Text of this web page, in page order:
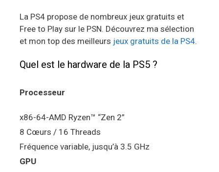
La PS4 propose de nombreux jeux gratuits et
Free to Play sur le PSN. Découvrez ma sélection
et mon top des meilleurs jeux gratuits de la PS4.
Quel est le hardware de la PS5 ?
Processeur
x86-64-AMD Ryzen™ “Zen 2”
8 Cœurs / 16 Threads
Fréquence variable, jusqu’à 3.5 GHz
GPU